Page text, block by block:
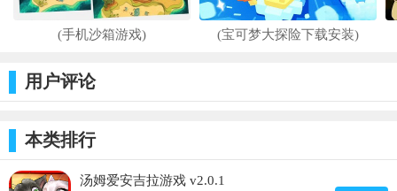
(手机沙箱游戏) (宝可梦大探险下载安装)
用户评论
本类排行
汤姆爱安吉拉游戏 v2.0.1